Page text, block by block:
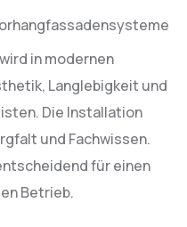
in modernen
Langlebigkeit und
Die Installation
und Fachwissen.
für einen
Betrieb.